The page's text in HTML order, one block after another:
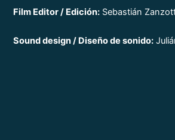
Film Editor / Edición: Sebastián
Sound design / Diseño de sonido: